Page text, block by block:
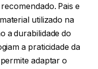
Pais e
utilizado na
a durabilidade do
a praticidade da
adaptar o